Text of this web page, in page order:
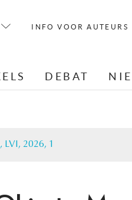
INFO VOOR AUTEURS
DEBAT
2026, 1